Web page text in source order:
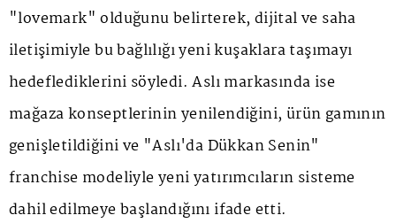
"lovemark" olduğunu belirterek, dijital ve saha
iletişimiyle bu bağlılığı yeni kuşaklara taşımayı
hedeflediklerini söyledi. Aslı markasında ise
mağaza konseptlerinin yenilendiğini, ürün gamının
genişletildiğini ve "Aslı'da Dükkan Senin"
franchise modeliyle yeni yatırımcıların sisteme
dahil edilmeye başlandığını ifade etti.